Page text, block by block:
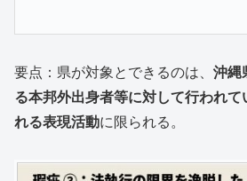
要点：県が対象とできるのは、 沖縄
る本邦外出身者等に対して行われ
れる表現活動に限られる。